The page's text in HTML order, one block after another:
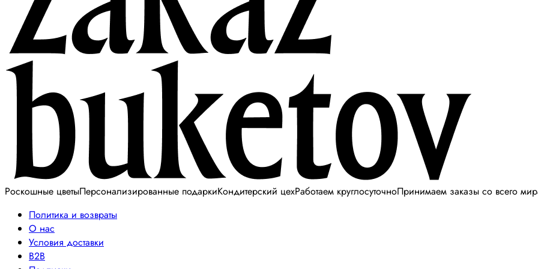
Роскошные цветыПерсонализированные подаркиКондитерский цехРаботаем круглосуточноПринимаем заказы со всего
Политика и возвраты
О нас
Условия доставки
B2B